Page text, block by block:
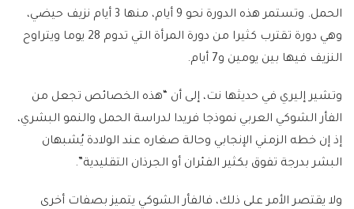
الحمل. وتستمر هذه الدورة نحو 9 أيام، منها 3 أيام نزيف حيضي،
وهي دورة تقترب كثيرا من دورة المرأة التي تدوم 28 يوما ويتراوح
النزيف فيها بين يومين و7 أيام.
وتشير إليري في حديثها نت، إلى أن “هذه الخصائص تجعل من
الفأر الشوكي العربي نموذجا فريدا لدراسة الحمل والنمو البشري،
إذ إن خطه الزمني الإنجابي وحالة صغاره عند الولادة يُشبهان
البشر بدرجة تفوق بكثير الفئران أو الجرذان التقليدية”.
ولا يقتصر الأمر على ذلك، فالفأر الشوكي يتميز بصفات أخرى